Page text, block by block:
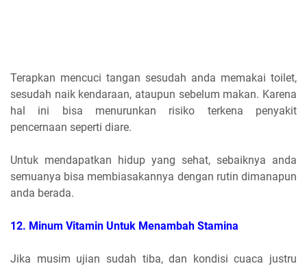
Terapkan mencuci tangan sesudah anda memakai toilet,
sesudah naik kendaraan, ataupun sebelum makan. Karena
hal ini bisa menurunkan risiko terkena penyakit
pencernaan seperti diare.
Untuk mendapatkan hidup yang sehat, sebaiknya anda
semuanya bisa membiasakannya dengan rutin dimanapun
anda berada.
12. Minum Vitamin Untuk Menambah Stamina
Jika musim ujian sudah tiba, dan kondisi cuaca justru